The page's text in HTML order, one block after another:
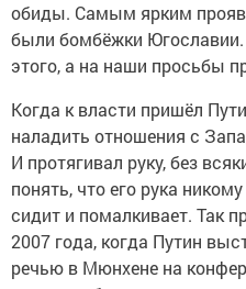
обиды. Самым ярким
были бомбёжки
этого, а на наши просьбы
Когда к власти пришёл
наладить отношения с
И протягивал руку, без
понять, что его рука
сидит и помалкивает. Так
2007 года, когда Путин
речью в Мюнхене на